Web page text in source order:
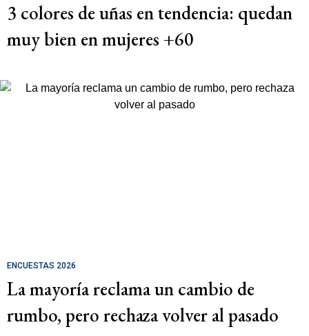
3 colores de uñas en tendencia: quedan
muy bien en mujeres +60
ENCUESTAS 2026
La mayoría reclama un cambio de
rumbo, pero rechaza volver al pasado